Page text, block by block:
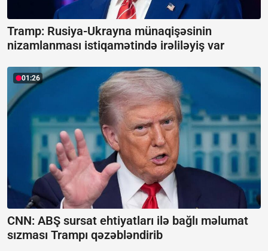
Tramp: Rusiya-Ukrayna münaqişəsinin
nizamlanması istiqamətində irəliləyiş var
01:26
CNN: ABŞ sursat ehtiyatları ilə bağlı məlumat
sızması Trampı qəzəbləndirib